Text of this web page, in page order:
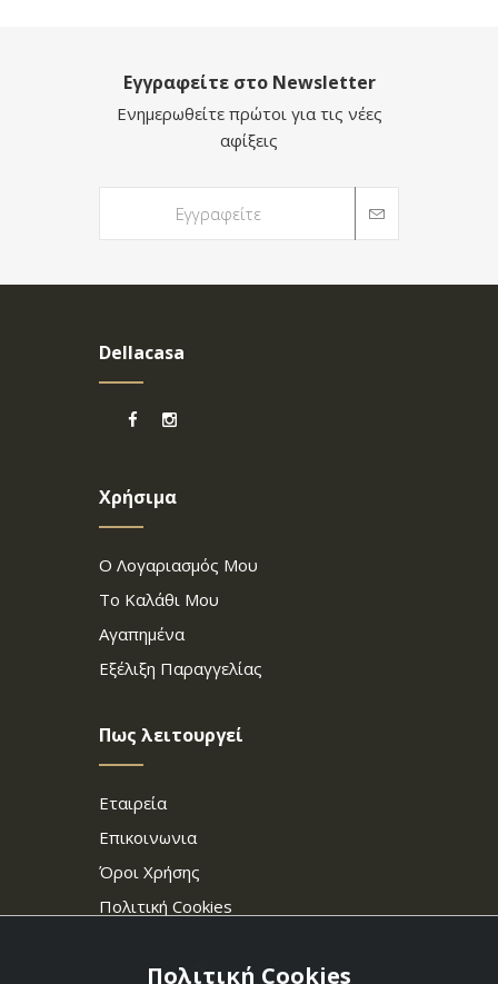
Εγγραφείτε στο Newsletter
Ενημερωθείτε πρώτοι για τις νέες
αφίξεις
Dellacasa
Χρήσιμα
Ο Λογαριασμός Μου
Το Καλάθι Μου
Αγαπημένα
Εξέλιξη Παραγγελίας
Πως λειτουργεί
Εταιρεία
Επικοινωνια
Όροι Χρήσης
Πολιτική Cookies
Πολιτική Cookies